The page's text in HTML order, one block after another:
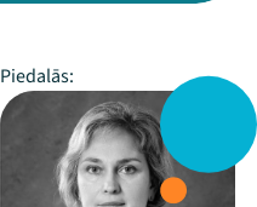
Piedalās: